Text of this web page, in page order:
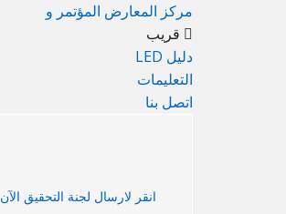
مركز المعارض المؤتمر و
قريب
دليل LED
التعليمات
اتصل بنا
الرئيسي
انقر لارسال لجنة التحقيق الآن